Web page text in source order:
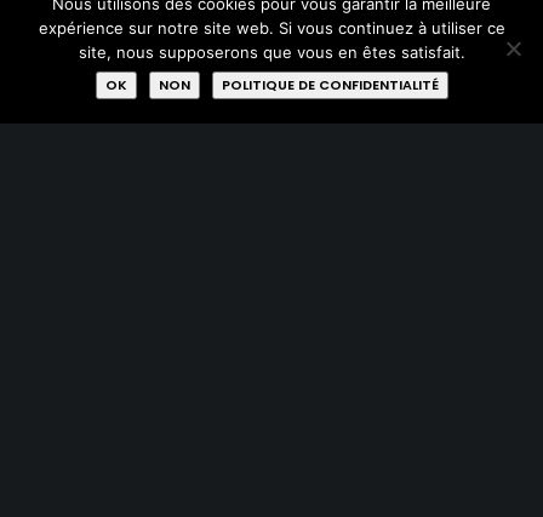
Missions
Membres
expérience sur notre site web. Si vous continuez à utiliser ce
site, nous supposerons que vous en êtes satisfait.
OK
NON POLITIQUE DE CONFIDENTIALITÉ